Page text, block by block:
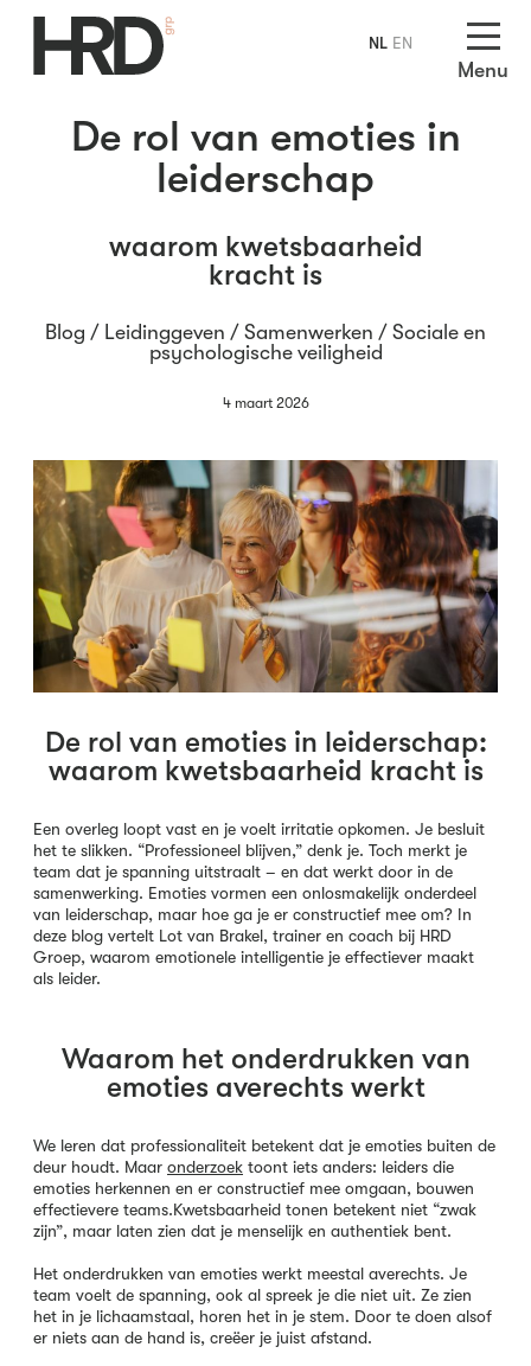
Menu
De rol van emoties in
leiderschap
waarom kwetsbaarheid
kracht is
Blog / Leidinggeven / Samenwerken / Sociale en
psychologische veiligheid
4 maart 2026
De rol van emoties in leiderschap:
waarom kwetsbaarheid kracht is
Een overleg loopt vast en je voelt irritatie opkomen. Je besluit
het te slikken. “Professioneel blijven,” denk je. Toch merkt je
team dat je spanning uitstraalt – en dat werkt door in de
samenwerking. Emoties vormen een onlosmakelijk onderdeel
van leiderschap, maar hoe ga je er constructief mee om? In
deze blog vertelt Lot van Brakel, trainer en coach bij HRD
Groep, waarom emotionele intelligentie je effectiever maakt
als leider.
Waarom het onderdrukken van
emoties averechts werkt
We leren dat professionaliteit betekent dat je emoties buiten de
deur houdt. Maar onderzoek toont iets anders: leiders die
emoties herkennen en er constructief mee omgaan, bouwen
effectievere teams.Kwetsbaarheid tonen betekent niet “zwak
zijn”, maar laten zien dat je menselijk en authentiek bent.
Het onderdrukken van emoties werkt meestal averechts. Je
team voelt de spanning, ook al spreek je die niet uit. Ze zien
het in je lichaamstaal, horen het in je stem. Door te doen alsof
er niets aan de hand is, creëer je juist afstand.
NL EN